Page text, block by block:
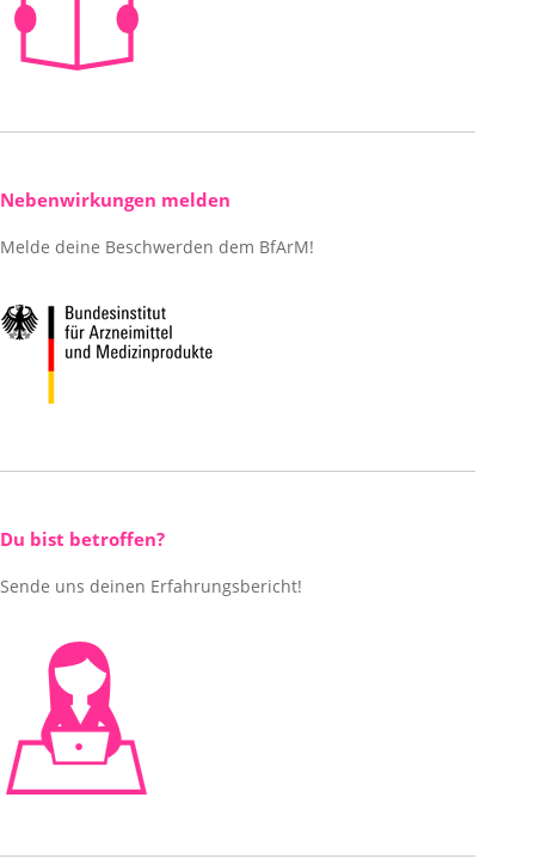
Nebenwirkungen melden
Melde deine Beschwerden dem BfArM!
Du bist betroffen?
Sende uns deinen Erfahrungsbericht!